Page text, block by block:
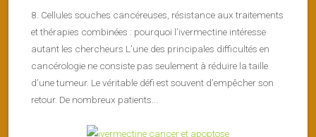
8. Cellules souches cancéreuses, résistance aux traitements
et thérapies combinées : pourquoi l’ivermectine intéresse
autant les chercheurs L’une des principales difficultés en
cancérologie ne consiste pas seulement à réduire la taille
d’une tumeur. Le véritable défi est souvent d’empêcher son
retour. De nombreux patients...